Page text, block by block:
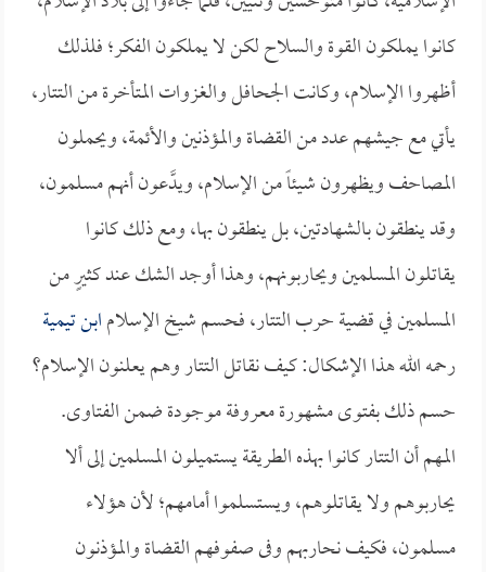
كانوا يملكون القوة والسلاح لكن لا يملكون الفكر؛ فلذلك
أظهروا الإسلام، وكانت الجحافل والغزوات المتأخرة من التتار،
يأتي مع جيشهم عدد من القضاة والمؤذنين والأئمة، ويحملون
المصاحف ويظهرون شيئاً من الإسلام، ويدَّعون أنهم مسلمون،
وقد ينطقون بالشهادتين، بل ينطقون بها، ومع ذلك كانوا
يقاتلون المسلمين ويحاربونهم، وهذا أوجد الشك عند كثيرٍ من
المسلمين في قضية حرب التتار، فحسم شيخ الإسلامابن تيمية
رحمه الله هذا الإشكال: كيف نقاتل التتار وهم يعلنون الإسلام؟
حسم ذلك بفتوى مشهورة معروفة موجودة ضمن الفتاوى.
المهم أن التتار كانوا بهذه الطريقة يستميلون المسلمين إلى ألا
يحاربوهم ولا يقاتلوهم، ويستسلموا أمامهم؛ لأن هؤلاء
مسلمون، فكيف نحاربهم وفى صفوفهم القضاة والمؤذنون